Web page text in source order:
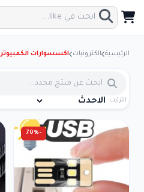
الرئيسية الكترونيات اكسسوارات الكمبيوتر
الترتيب:
-70%